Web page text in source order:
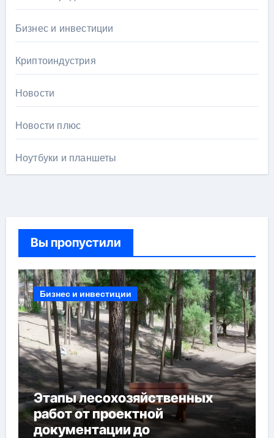
Бизнес и инвестиции
Криптоиндустрия
Новости
Новости плюс
Ноутбуки и планшеты
Вы пропустили
Бизнес и инвестиции
Этапы лесохозяйственных
работ от проектной
документации до